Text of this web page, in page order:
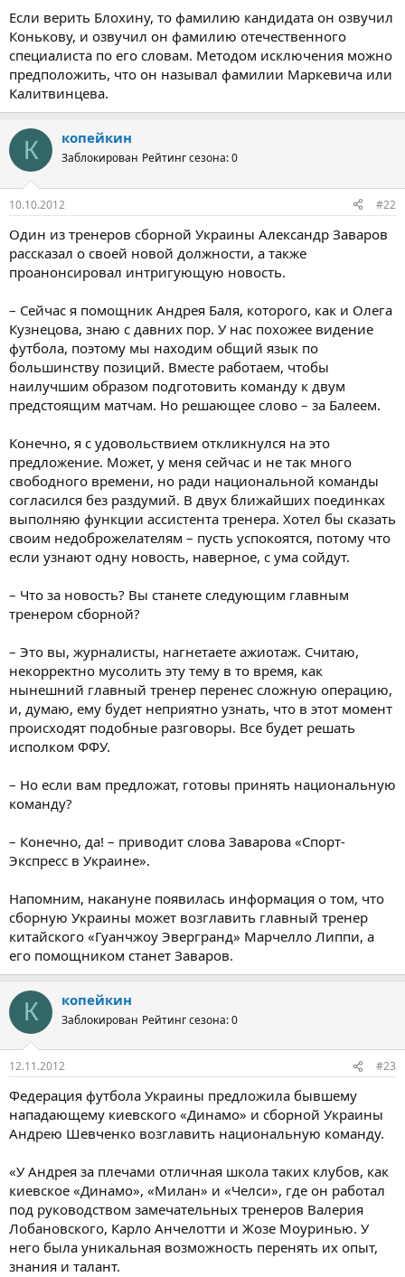
Если верить Блохину, то фамилию кандидата он озвучил
Конькову, и озвучил он фамилию отечественного
специалиста по его словам. Методом исключения можно
предположить, что он называл фамилии Маркевича или
Калитвинцева.
К копейкин
Заблокирован Рейтинг сезона: 0
10.10.2012 #22
Один из тренеров сборной Украины Александр Заваров
рассказал о своей новой должности, а также
проанонсировал интригующую новость.
– Сейчас я помощник Андрея Баля, которого, как и Олега
Кузнецова, знаю с давних пор. У нас похожее видение
футбола, поэтому мы находим общий язык по
большинству позиций. Вместе работаем, чтобы
наилучшим образом подготовить команду к двум
предстоящим матчам. Но решающее слово – за Балеем.
Конечно, я с удовольствием откликнулся на это
предложение. Может, у меня сейчас и не так много
свободного времени, но ради национальной команды
согласился без раздумий. В двух ближайших поединках
выполняю функции ассистента тренера. Хотел бы сказать
своим недоброжелателям – пусть успокоятся, потому что
если узнают одну новость, наверное, с ума сойдут.
– Что за новость? Вы станете следующим главным
тренером сборной?
– Это вы, журналисты, нагнетаете ажиотаж. Считаю,
некорректно мусолить эту тему в то время, как
нынешний главный тренер перенес сложную операцию,
и, думаю, ему будет неприятно узнать, что в этот момент
происходят подобные разговоры. Все будет решать
исполком ФФУ.
– Но если вам предложат, готовы принять национальную
команду?
– Конечно, да! – приводит слова Заварова «Спорт-
Экспресс в Украине».
Напомним, накануне появилась информация о том, что
сборную Украины может возглавить главный тренер
китайского «Гуанчжоу Эвергранд» Марчелло Липпи, а
его помощником станет Заваров.
К копейкин
Заблокирован Рейтинг сезона: 0
12.11.2012 #23
Федерация футбола Украины предложила бывшему
нападающему киевского «Динамо» и сборной Украины
Андрею Шевченко возглавить национальную команду.
«У Андрея за плечами отличная школа таких клубов, как
киевское «Динамо», «Милан» и «Челси», где он работал
под руководством замечательных тренеров Валерия
Лобановского, Карло Анчелотти и Жозе Моуринью. У
него была уникальная возможность перенять их опыт,
знания и талант.